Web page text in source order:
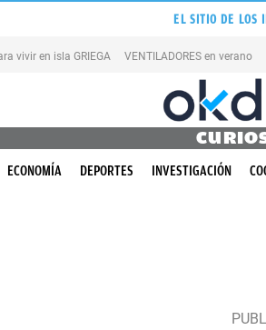
EL SITIO DE LOS
vivir en isla GRIEGA VENTILADORES en verano
ECONOMÍA DEPORTES INVESTIGACIÓN